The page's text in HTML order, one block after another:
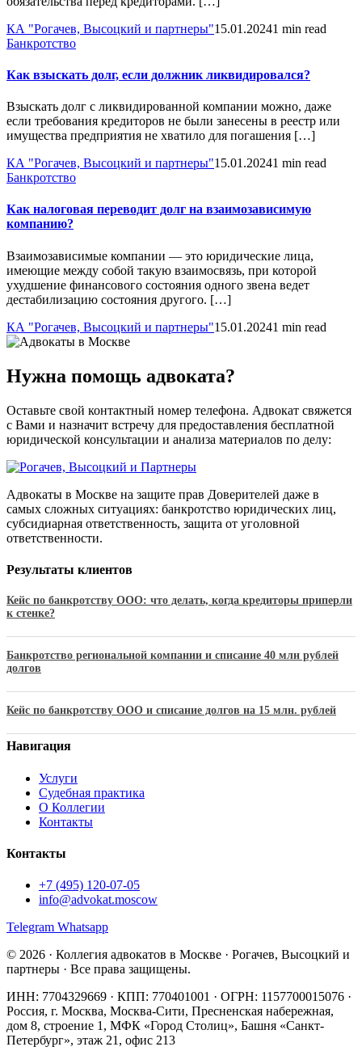
КА "Рогачев, Высоцкий и партнеры"15.01.20241 min read
Банкротство
Как взыскать долг, если должник ликвидировался?
Взыскать долг с ликвидированной компании можно, даже
если требования кредиторов не были занесены в реестр или
имущества предприятия не хватило для погашения […]
КА "Рогачев, Высоцкий и партнеры"15.01.20241 min read
Банкротство
Как налоговая переводит долг на взаимозависимую
компанию?
Взаимозависимые компании — это юридические лица,
имеющие между собой такую взаимосвязь, при которой
ухудшение финансового состояния одного звена ведет
дестабилизацию состояния другого. […]
КА "Рогачев, Высоцкий и партнеры"15.01.20241 min read
Нужна помощь адвоката?
Оставьте свой контактный номер телефона. Адвокат свяжется
с Вами и назначит встречу для предоставления бесплатной
юридической консультации и анализа материалов по делу:
Адвокаты в Москве на защите прав Доверителей даже в
самых сложных ситуациях: банкротство юридических лиц,
субсидиарная ответственность, защита от уголовной
ответственности.
Результаты клиентов
Кейс по банкротству ООО: что делать, когда кредиторы приперли
к стенке?
Банкротство региональной компании и списание 40 млн рублей
долгов
Кейс по банкротству ООО и списание долгов на 15 млн. рублей
Навигация
Услуги
Судебная практика
О Коллегии
Контакты
Контакты
+7 (495) 120-07-05
info@advokat.moscow
Telegram Whatsapp
© 2026 · Коллегия адвокатов в Москве · Рогачев, Высоцкий и
партнеры · Все права защищены.
ИНН: 7704329669 · КПП: 770401001 · ОГРН: 1157700015076 ·
Россия, г. Москва, Москва-Сити, Пресненская набережная,
дом 8, строение 1, МФК «Город Столиц», Башня «Санкт-
Петербург», этаж 21, офис 213